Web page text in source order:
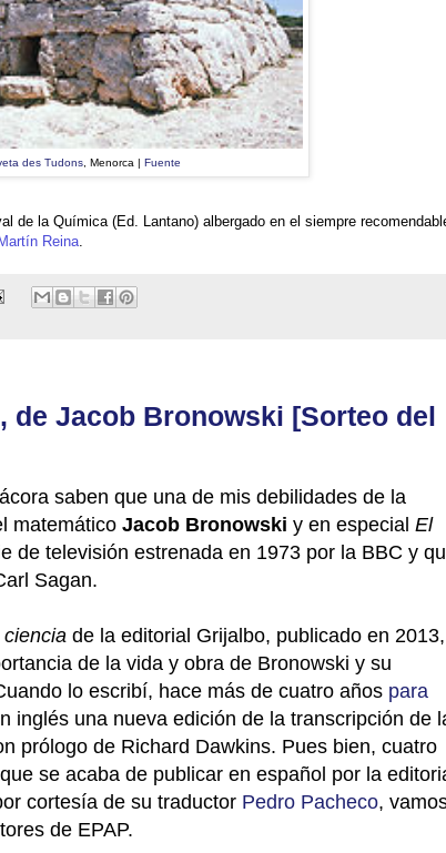
des Tudons, Menorca | Fuente
de la Química (Ed. Lantano) albergado en el siempre
Reina.
de Jacob Bronowski [Sorteo del
saben que una de mis debilidades de la
matemático Jacob Bronowski y en especial El
de televisión estrenada en 1973 por la BBC y
Sagan.
de la editorial Grijalbo, publicado en 2013,
de la vida y obra de Bronowski y su
lo escribí, hace más de cuatro años para
inglés una nueva edición de la transcripción de
prólogo de Richard Dawkins. Pues bien, cuatro
se acaba de publicar en español por la
cortesía de su traductor Pedro Pacheco,
de EPAP.